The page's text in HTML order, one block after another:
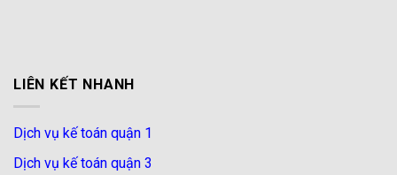
LIÊN KẾT NHANH
Dịch vụ kế toán quận 1
Dịch vụ kế toán quận 3